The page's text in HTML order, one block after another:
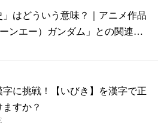
」はどういう意味？｜アニメ作品
ーンエー）ガンダム」との関連や
字に挑戦！【いびき】を漢字で正
ますか？